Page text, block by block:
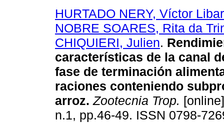
HURTADO NERY, Víctor
NOBRE SOARES, Rita da
CHIQUIERI, Julien.
características de la canal
fase de terminación
raciones conteniendo
arroz. Zootecnia Trop.
n.1, pp.46-49. ISSN 0798-